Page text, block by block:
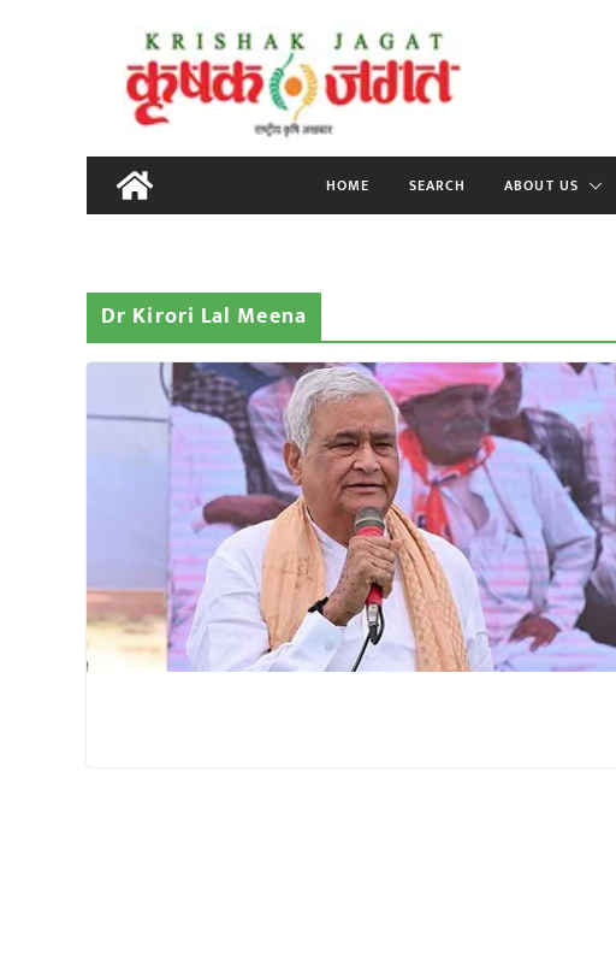
content
HOME SEARCH ABOUT US
Dr Kirori Lal Meena